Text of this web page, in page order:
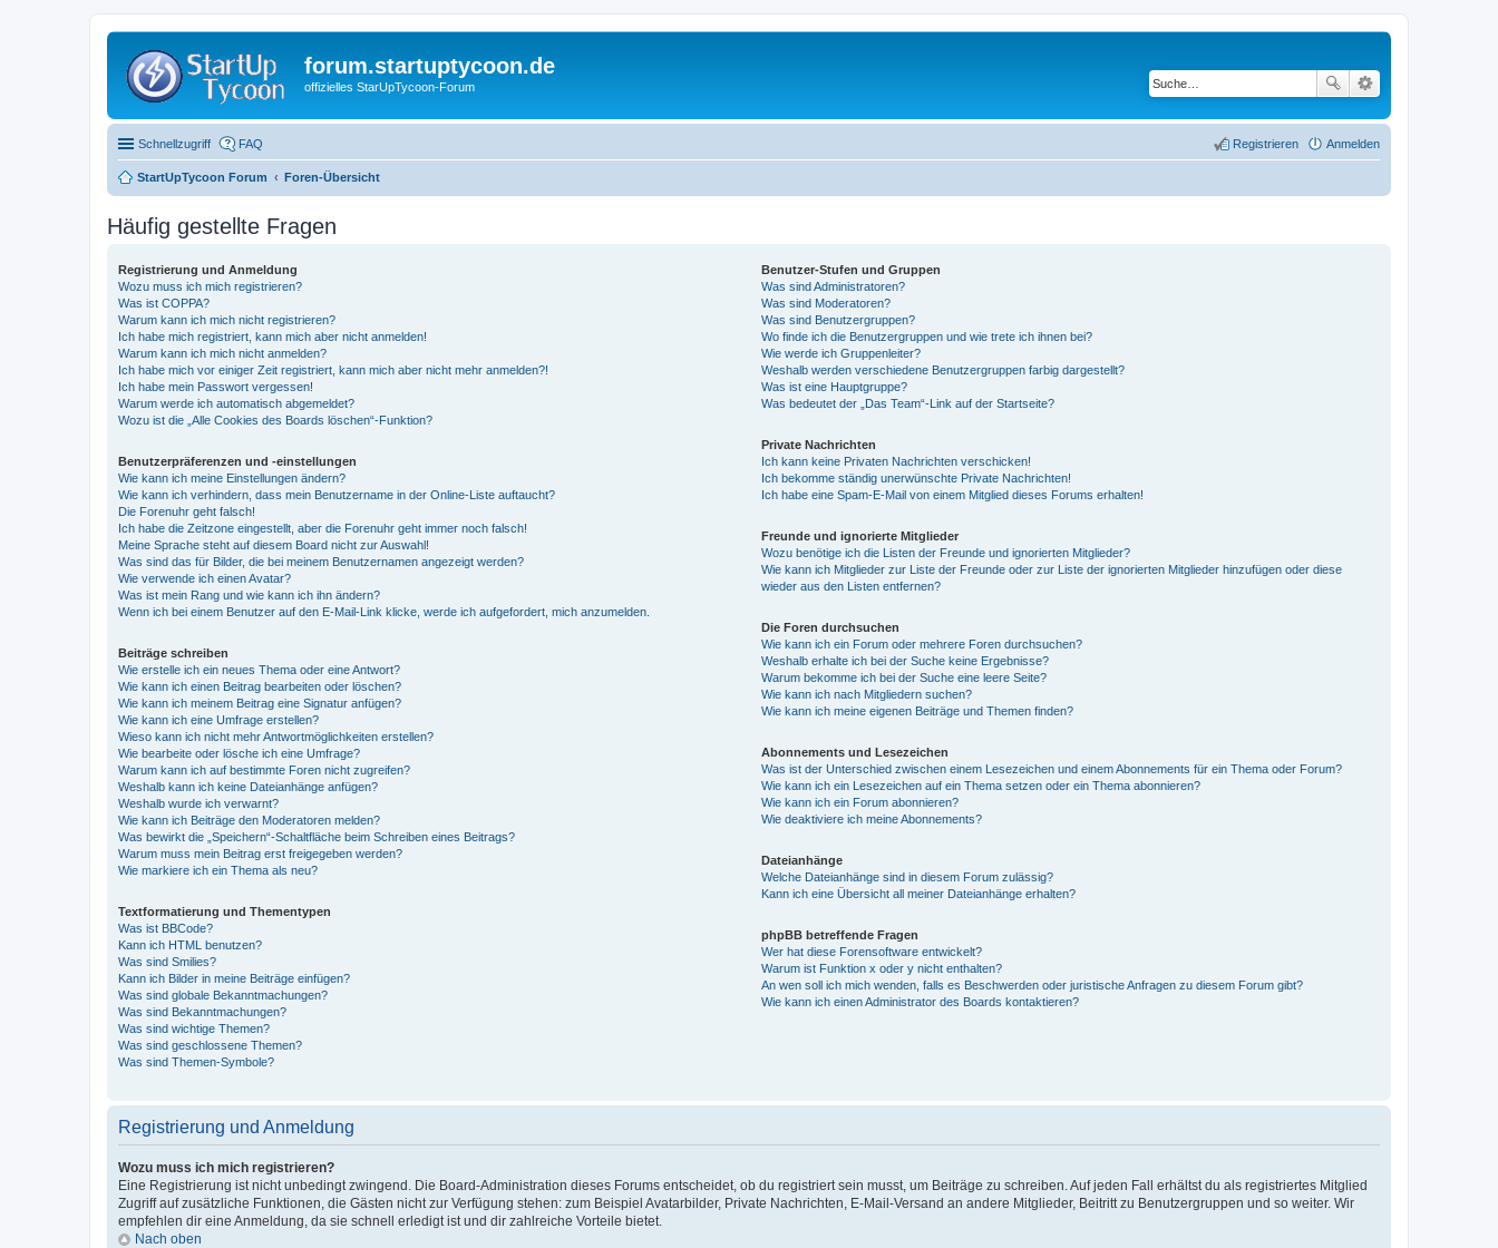
forum.startuptycoon.de
offizielles StarUpTycoon-Forum
Schnellzugriff FAQ Anmelden
Registrieren
StartUpTycoon Forum Foren-Übersicht
Häufig gestellte Fragen
Registrierung und Anmeldung
Wozu muss ich mich registrieren?
Was ist COPPA?
Warum kann ich mich nicht registrieren?
Ich habe mich registriert, kann mich aber nicht anmelden!
Warum kann ich mich nicht anmelden?
Ich habe mich vor einiger Zeit registriert, kann mich aber nicht mehr anmelden?!
Ich habe mein Passwort vergessen!
Warum werde ich automatisch abgemeldet?
Wozu ist die „Alle Cookies des Boards löschen“-Funktion?
Benutzerpräferenzen und -einstellungen
Wie kann ich meine Einstellungen ändern?
Wie kann ich verhindern, dass mein Benutzername in der Online-Liste auftaucht?
Die Forenuhr geht falsch!
Ich habe die Zeitzone eingestellt, aber die Forenuhr geht immer noch falsch!
Meine Sprache steht auf diesem Board nicht zur Auswahl!
Was sind das für Bilder, die bei meinem Benutzernamen angezeigt werden?
Wie verwende ich einen Avatar?
Was ist mein Rang und wie kann ich ihn ändern?
Wenn ich bei einem Benutzer auf den E-Mail-Link klicke, werde ich aufgefordert, mich anzumelden.
Beiträge schreiben
Wie erstelle ich ein neues Thema oder eine Antwort?
Wie kann ich einen Beitrag bearbeiten oder löschen?
Wie kann ich meinem Beitrag eine Signatur anfügen?
Wie kann ich eine Umfrage erstellen?
Wieso kann ich nicht mehr Antwortmöglichkeiten erstellen?
Wie bearbeite oder lösche ich eine Umfrage?
Warum kann ich auf bestimmte Foren nicht zugreifen?
Weshalb kann ich keine Dateianhänge anfügen?
Weshalb wurde ich verwarnt?
Wie kann ich Beiträge den Moderatoren melden?
Was bewirkt die „Speichern“-Schaltfläche beim Schreiben eines Beitrags?
Warum muss mein Beitrag erst freigegeben werden?
Wie markiere ich ein Thema als neu?
Textformatierung und Thementypen
Was ist BBCode?
Kann ich HTML benutzen?
Was sind Smilies?
Kann ich Bilder in meine Beiträge einfügen?
Was sind globale Bekanntmachungen?
Was sind Bekanntmachungen?
Was sind wichtige Themen?
Was sind geschlossene Themen?
Was sind Themen-Symbole?
Benutzer-Stufen und Gruppen
Was sind Administratoren?
Was sind Moderatoren?
Was sind Benutzergruppen?
Wo finde ich die Benutzergruppen und wie trete ich ihnen bei?
Wie werde ich Gruppenleiter?
Weshalb werden verschiedene Benutzergruppen farbig dargestellt?
Was ist eine Hauptgruppe?
Was bedeutet der „Das Team“-Link auf der Startseite?
Private Nachrichten
Ich kann keine Privaten Nachrichten verschicken!
Ich bekomme ständig unerwünschte Private Nachrichten!
Ich habe eine Spam-E-Mail von einem Mitglied dieses Forums erhalten!
Freunde und ignorierte Mitglieder
Wozu benötige ich die Listen der Freunde und ignorierten Mitglieder?
Wie kann ich Mitglieder zur Liste der Freunde oder zur Liste der ignorierten Mitglieder hinzufügen oder diese
wieder aus den Listen entfernen?
Die Foren durchsuchen
Wie kann ich ein Forum oder mehrere Foren durchsuchen?
Weshalb erhalte ich bei der Suche keine Ergebnisse?
Warum bekomme ich bei der Suche eine leere Seite?
Wie kann ich nach Mitgliedern suchen?
Wie kann ich meine eigenen Beiträge und Themen finden?
Abonnements und Lesezeichen
Was ist der Unterschied zwischen einem Lesezeichen und einem Abonnements für ein Thema oder Forum?
Wie kann ich ein Lesezeichen auf ein Thema setzen oder ein Thema abonnieren?
Wie kann ich ein Forum abonnieren?
Wie deaktiviere ich meine Abonnements?
Dateianhänge
Welche Dateianhänge sind in diesem Forum zulässig?
Kann ich eine Übersicht all meiner Dateianhänge erhalten?
phpBB betreffende Fragen
Wer hat diese Forensoftware entwickelt?
Warum ist Funktion x oder y nicht enthalten?
An wen soll ich mich wenden, falls es Beschwerden oder juristische Anfragen zu diesem Forum gibt?
Wie kann ich einen Administrator des Boards kontaktieren?
Registrierung und Anmeldung
Wozu muss ich mich registrieren?
Eine Registrierung ist nicht unbedingt zwingend. Die Board-Administration dieses Forums entscheidet, ob du registriert sein musst, um Beiträge zu schreiben. Auf jeden Fall erhältst du als registriertes Mitglied
Zugriff auf zusätzliche Funktionen, die Gästen nicht zur Verfügung stehen: zum Beispiel Avatarbilder, Private Nachrichten, E-Mail-Versand an andere Mitglieder, Beitritt zu Benutzergruppen und so weiter. Wir
empfehlen dir eine Anmeldung, da sie schnell erledigt ist und dir zahlreiche Vorteile bietet.
Nach oben